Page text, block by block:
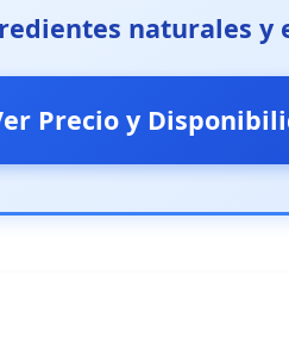
naturales y
Precio y